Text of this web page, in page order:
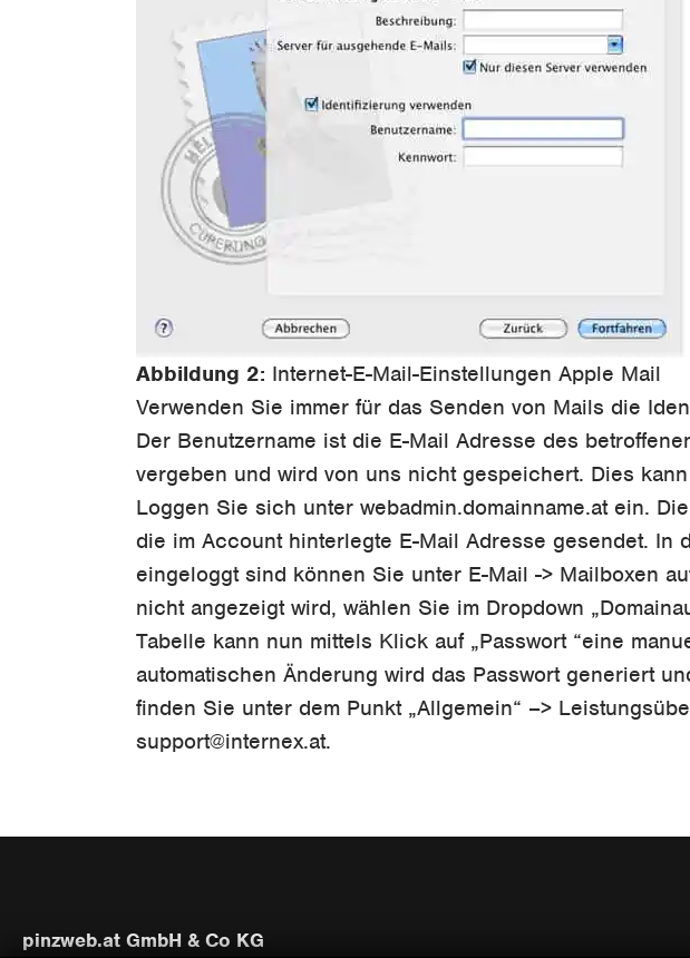
Abbildung 2: Internet-E-Mail-Einstellungen Apple Mail
Verwenden Sie immer für das Senden von Mails die
Der Benutzername ist die E-Mail Adresse des
vergeben und wird von uns nicht gespeichert. Dies
Loggen Sie sich unter webadmin.domainname.at ein.
die im Account hinterlegte E-Mail Adresse gesendet.
eingeloggt sind können Sie unter E-Mail -> Mailboxen
nicht angezeigt wird, wählen Sie im Dropdown
Tabelle kann nun mittels Klick auf „Passwort “eine
automatischen Änderung wird das Passwort generiert
finden Sie unter dem Punkt „Allgemein“ –>
support@internex.at.
pinzweb.at GmbH & Co KG